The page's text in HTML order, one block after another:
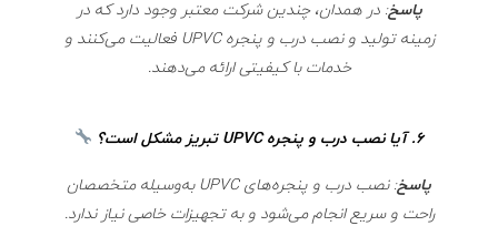
پاسخ: در همدان، چندین شرکت معتبر وجود دارد که در
زمینه تولید و نصب درب و پنجره UPVC فعالیت می‌کنند و
خدمات با کیفیتی ارائه می‌دهند.
6. آیا نصب درب و پنجره UPVC تبریز مشکل است؟
پاسخ
: نصب درب و پنجره‌های UPVC به‌وسیله متخصصان
راحت و سریع انجام می‌شود و به تجهیزات خاصی نیاز ندارد.